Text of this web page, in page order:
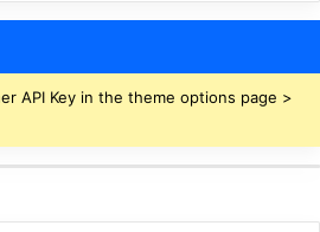
API Key in the theme options page >